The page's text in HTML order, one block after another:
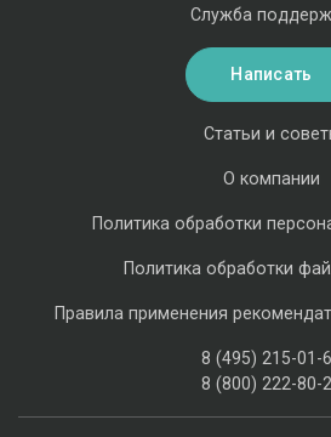
Статьи и
О компании
Политика обработки
Политика обработки
Правила применения
8 (495) 215-01-
8 (800) 222-80-
Служба
Написать